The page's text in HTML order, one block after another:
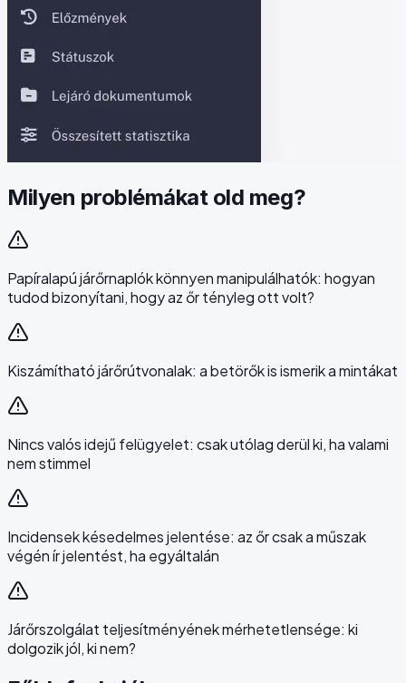
Milyen problémákat old meg?
Papíralapú járőrnaplók könnyen manipulálhatók: hogyan
tudod bizonyítani, hogy az őr tényleg ott volt?
Kiszámítható járőrútvonalak: a betörők is ismerik a mintákat
Nincs valós idejű felügyelet: csak utólag derül ki, ha valami
nem stimmel
Incidensek késedelmes jelentése: az őr csak a műszak
végén ír jelentést, ha egyáltalán
Járőrszolgálat teljesítményének mérhetetlensége: ki
dolgozik jól, ki nem?